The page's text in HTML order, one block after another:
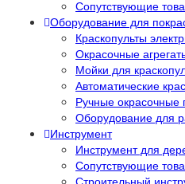
Сопутствующие
Оборудование для
Краскопульты
Окрасочные
Мойки для
Автоматические
Ручные окрасочные
Оборудование для
Инструмент
Инструмент для
Сопутствующие